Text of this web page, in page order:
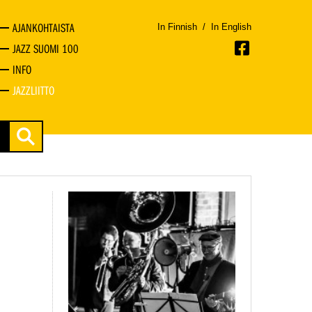
AJANKOHTAISTA
JAZZ SUOMI 100
INFO
JAZZLIITTO
In Finnish / In English